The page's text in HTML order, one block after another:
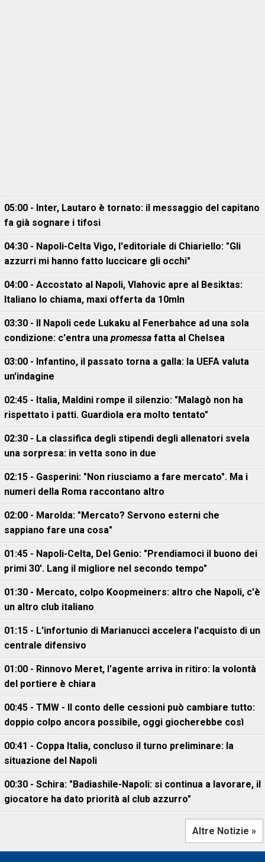
05:00 - Inter, Lautaro è tornato: il messaggio del capitano
fa già sognare i tifosi
04:30 - Napoli-Celta Vigo, l'editoriale di Chiariello: "Gli
azzurri mi hanno fatto luccicare gli occhi"
04:00 - Accostato al Napoli, Vlahovic apre al Besiktas:
Italiano lo chiama, maxi offerta da 10mln
03:30 - Il Napoli cede Lukaku al Fenerbahce ad una sola
condizione: c'entra una promessa fatta al Chelsea
03:00 - Infantino, il passato torna a galla: la UEFA valuta
un'indagine
02:45 - Italia, Maldini rompe il silenzio: "Malagò non ha
rispettato i patti. Guardiola era molto tentato"
02:30 - La classifica degli stipendi degli allenatori svela
una sorpresa: in vetta sono in due
02:15 - Gasperini: "Non riusciamo a fare mercato". Ma i
numeri della Roma raccontano altro
02:00 - Marolda: "Mercato? Servono esterni che
sappiano fare una cosa"
01:45 - Napoli-Celta, Del Genio: "Prendiamoci il buono dei
primi 30'. Lang il migliore nel secondo tempo"
01:30 - Mercato, colpo Koopmeiners: altro che Napoli, c'è
un altro club italiano
01:15 - L'infortunio di Marianucci accelera l'acquisto di un
centrale difensivo
01:00 - Rinnovo Meret, l'agente arriva in ritiro: la volontà
del portiere è chiara
00:45 - TMW - Il conto delle cessioni può cambiare tutto:
doppio colpo ancora possibile, oggi giocherebbe così
00:41 - Coppa Italia, concluso il turno preliminare: la
situazione del Napoli
00:30 - Schira: "Badiashile-Napoli: si continua a lavorare, il
giocatore ha dato priorità al club azzurro"
Altre Notizie »